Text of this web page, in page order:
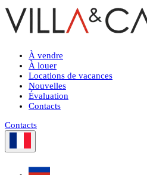
À vendre
À louer
Locations de vacances
Nouvelles
Évaluation
Contacts
Contacts